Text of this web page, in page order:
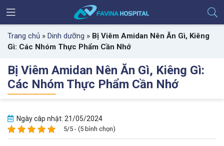
Trang chủ » Dinh dưỡng » Bị Viêm Amidan Nên Ăn Gì, Kiêng
Gì: Các Nhóm Thực Phẩm Cần Nhớ
Bị Viêm Amidan Nên Ăn Gì, Kiêng Gì:
Các Nhóm Thực Phẩm Cần Nhớ
Ngày câp nhật: 21/05/2024
5/5 - (5 bình chọn)